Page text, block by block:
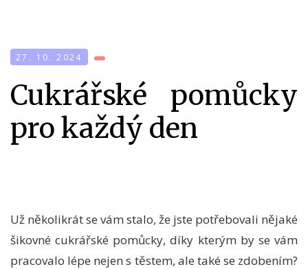
27. 10. 2024
Cukrářské pomůcky
pro každý den
Už několikrát se vám stalo, že jste potřebovali nějaké
šikovnécukrářské pomůcky, díky kterým by se vám
pracovalo lépe nejen s těstem, ale také se zdobením?